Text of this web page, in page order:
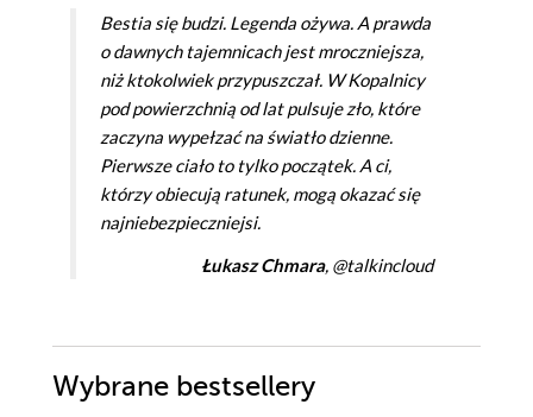
Bestia się budzi. Legenda ożywa. A prawda
o dawnych tajemnicach jest mroczniejsza,
niż ktokolwiek przypuszczał. W Kopalnicy
pod powierzchnią od lat pulsuje zło, które
zaczyna wypełzać na światło dzienne.
Pierwsze ciało to tylko początek. A ci,
którzy obiecują ratunek, mogą okazać się
najniebezpieczniejsi.
Łukasz Chmara, @talkincloud
Wybrane bestsellery